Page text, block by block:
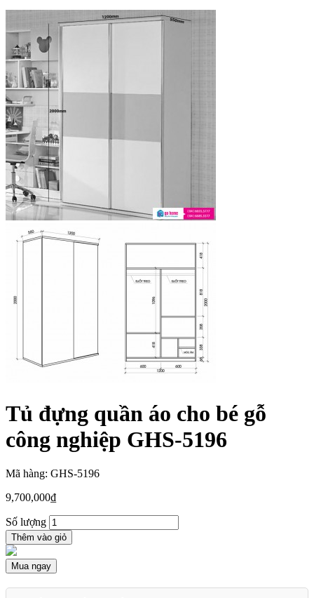
Tủ đựng quần áo cho bé gỗ
công nghiệp GHS-5196
Mã hàng: GHS-5196
9,700,000₫
Số lượng
Thêm vào giỏ
Mua ngay